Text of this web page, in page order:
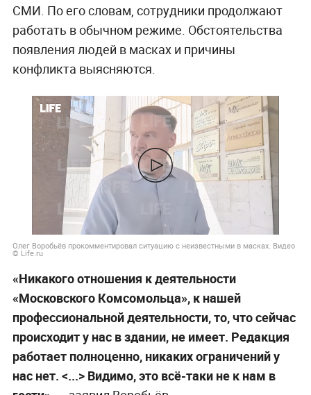
СМИ. По его словам, сотрудники продолжают
работать в обычном режиме. Обстоятельства
появления людей в масках и причины
конфликта выясняются.
Олег Воробьёв прокомментировал ситуацию с неизвестными в масках. Видео
© Life.ru
«Никакого отношения к деятельности
«Московского Комсомольца», к нашей
профессиональной деятельности, то, что сейчас
происходит у нас в здании, не имеет. Редакция
работает полноценно, никаких ограничений у
нас нет. <...> Видимо, это всё-таки не к нам в